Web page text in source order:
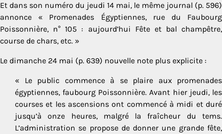
Et dans son numéro du jeudi 14 mai, le même journal (p. 596)
annonce « Promenades Égyptiennes, rue du Faubourg
Poissonnière, n° 105 : aujourd’hui Fête et bal champêtre,
course de chars, etc. »
Le dimanche 24 mai (p. 639) nouvelle note plus explicite :
« Le public commence à se plaire aux promenades
égyptiennes, faubourg Poissonnière. Avant hier jeudi, les
courses et les ascensions ont commencé à midi et duré
jusqu’à onze heures, malgré la fraîcheur du tems.
L’administration se propose de donner une grande fête,